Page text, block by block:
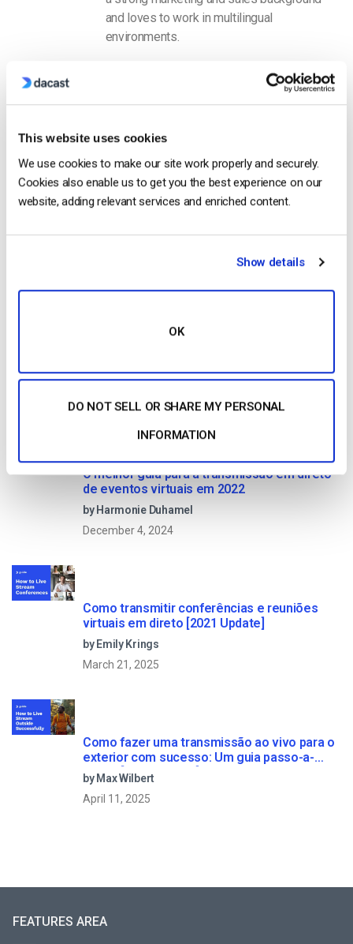
This website uses cookies
We use cookies to make our site work properly and securely.
Cookies also enable us to get you the best experience on our
website, adding relevant services and enriched content.
Show details
OK
DO NOT SELL OR SHARE MY PERSONAL
INFORMATION
and loves to work in multilingual
environments.
Free 14-Day Trial
Read Next
O melhor guia para a transmissão em direto
de eventos virtuais em 2022
by Harmonie Duhamel
December 4, 2024
Como transmitir conferências e reuniões
virtuais em direto [2021 Update]
by Emily Krings
March 21, 2025
Como fazer uma transmissão ao vivo para o
exterior com sucesso: Um guia passo-a-
passo [2021 Update]
by Max Wilbert
April 11, 2025
FEATURES AREA